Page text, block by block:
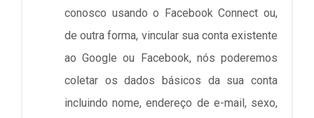
conosco usando o Facebook Connect ou,
de outra forma, vincular sua conta existente
ao Google ou Facebook, nós poderemos
coletar os dados básicos da sua conta
incluindo nome, endereço de e-mail, sexo,